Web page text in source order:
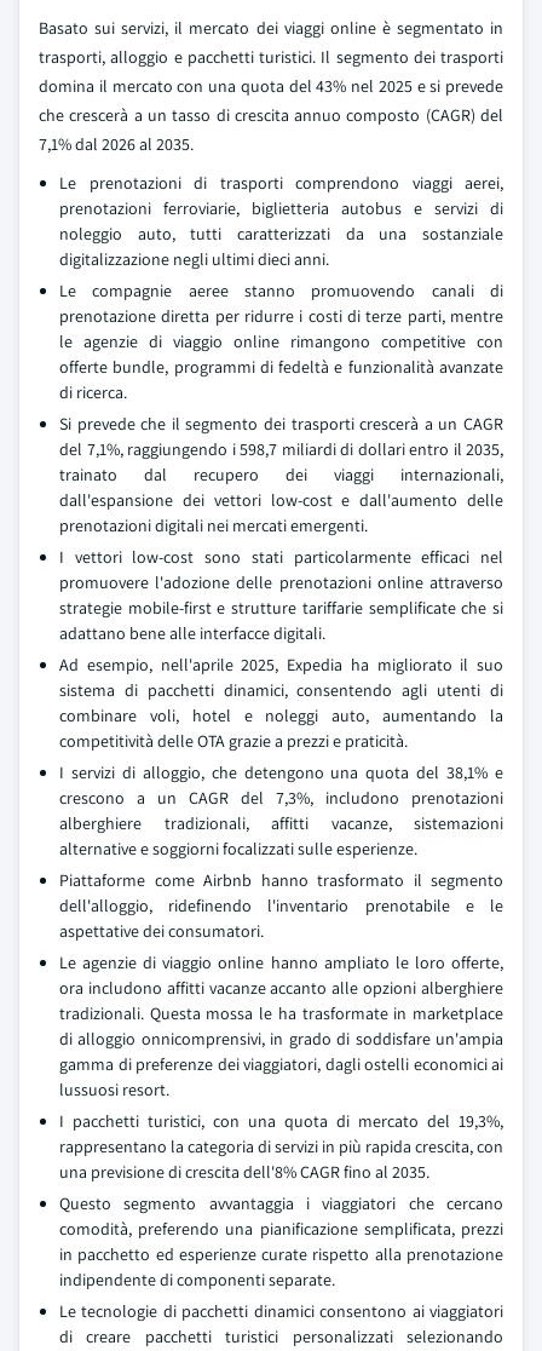
Basato sui servizi, il mercato dei viaggi online è segmentato in
trasporti, alloggio e pacchetti turistici. Il segmento dei trasporti
domina il mercato con una quota del 43% nel 2025 e si prevede
che crescerà a un tasso di crescita annuo composto (CAGR) del
7,1% dal 2026 al 2035.
Le prenotazioni di trasporti comprendono viaggi aerei,
prenotazioni ferroviarie, biglietteria autobus e servizi di
noleggio auto, tutti caratterizzati da una sostanziale
digitalizzazione negli ultimi dieci anni.
Le compagnie aeree stanno promuovendo canali di
prenotazione diretta per ridurre i costi di terze parti, mentre
le agenzie di viaggio online rimangono competitive con
offerte bundle, programmi di fedeltà e funzionalità avanzate
di ricerca.
Si prevede che il segmento dei trasporti crescerà a un CAGR
del 7,1%, raggiungendo i 598,7 miliardi di dollari entro il 2035,
trainato dal recupero dei viaggi internazionali,
dall'espansione dei vettori low-cost e dall'aumento delle
prenotazioni digitali nei mercati emergenti.
I vettori low-cost sono stati particolarmente efficaci nel
promuovere l'adozione delle prenotazioni online attraverso
strategie mobile-first e strutture tariffarie semplificate che si
adattano bene alle interfacce digitali.
Ad esempio, nell'aprile 2025, Expedia ha migliorato il suo
sistema di pacchetti dinamici, consentendo agli utenti di
combinare voli, hotel e noleggi auto, aumentando la
competitività delle OTA grazie a prezzi e praticità.
I servizi di alloggio, che detengono una quota del 38,1% e
crescono a un CAGR del 7,3%, includono prenotazioni
alberghiere tradizionali, affitti vacanze, sistemazioni
alternative e soggiorni focalizzati sulle esperienze.
Piattaforme come Airbnb hanno trasformato il segmento
dell'alloggio, ridefinendo l'inventario prenotabile e le
aspettative dei consumatori.
Le agenzie di viaggio online hanno ampliato le loro offerte,
ora includono affitti vacanze accanto alle opzioni alberghiere
tradizionali. Questa mossa le ha trasformate in marketplace
di alloggio onnicomprensivi, in grado di soddisfare un'ampia
gamma di preferenze dei viaggiatori, dagli ostelli economici ai
lussuosi resort.
I pacchetti turistici, con una quota di mercato del 19,3%,
rappresentano la categoria di servizi in più rapida crescita, con
una previsione di crescita dell'8% CAGR fino al 2035.
Questo segmento avvantaggia i viaggiatori che cercano
comodità, preferendo una pianificazione semplificata, prezzi
in pacchetto ed esperienze curate rispetto alla prenotazione
indipendente di componenti separate.
Le tecnologie di pacchetti dinamici consentono ai viaggiatori
di creare pacchetti turistici personalizzati selezionando